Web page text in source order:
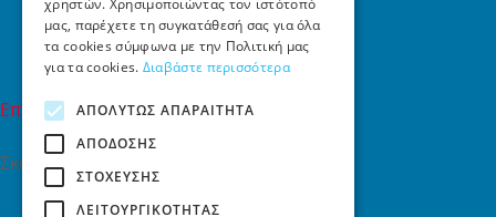
Τρόποι Πληρωμής
Επιστροφές
Επικοινωνία
Επικοινωνία
Σκαλάνι, Ηράκλειο Κρήτης
2810731415
χρηστών. Χρησιμοποιώντας τον ιστότοπό
μας, παρέχετε τη συγκατάθεσή σας για όλα
τα cookies σύμφωνα με την Πολιτική μας
για τα cookies. Διαβάστε περισσότερα
ΑΠΟΛΎΤΩΣ ΑΠΑΡΑΊΤΗΤΑ
ΑΠΌΔΟΣΗΣ
ΣΤΌΧΕΥΣΗΣ
ΛΕΙΤΟΥΡΓΙΚΌΤΗΤΑΣ